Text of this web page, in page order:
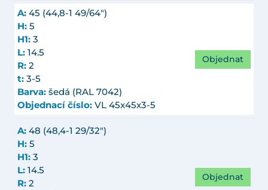
A: 45 (44,8-1 49/64")
H: 5
H1: 3
L: 14.5
R: 2
t: 3-5
Barva: šedá (RAL 7042)
Objednací číslo: VL 45x45x3-5
Objednat
A: 48 (48,4-1 29/32")
H: 5
H1: 3
L: 14.5
R: 2
Objednat